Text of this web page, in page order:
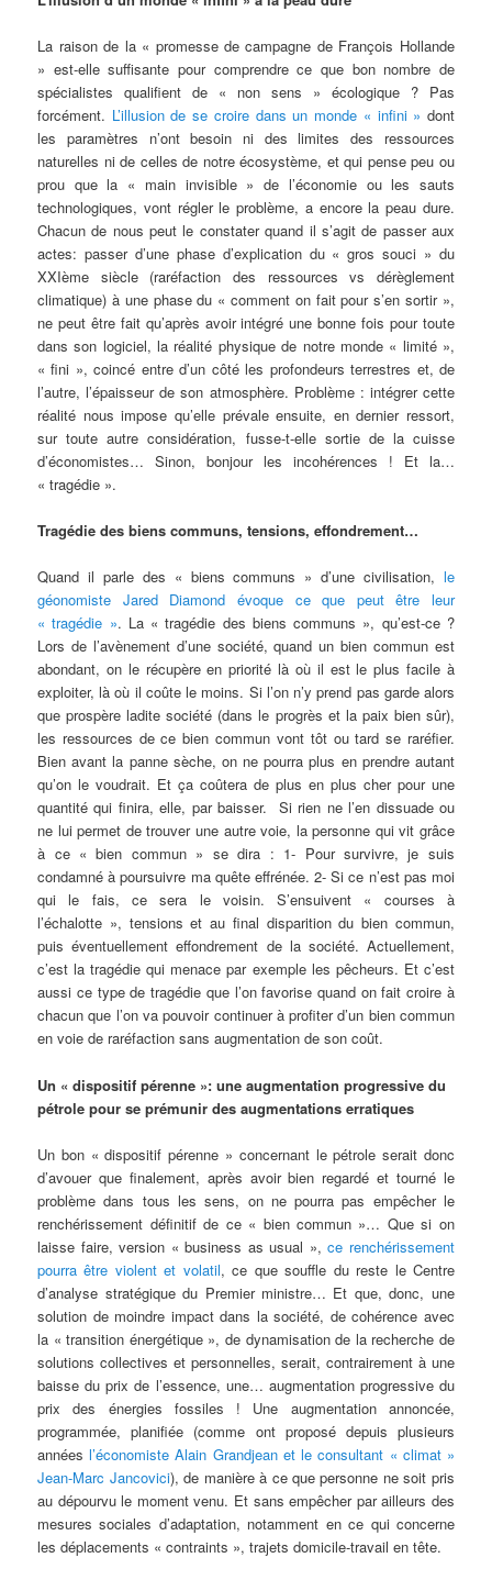
La raison de la « promesse de campagne de François Hollande
» est-elle suffisante pour comprendre ce que bon nombre de
spécialistes qualifient de « non sens » écologique ? Pas
forcément. L’illusion de se croire dans un monde « infini » dont
les paramètres n’ont besoin ni des limites des ressources
naturelles ni de celles de notre écosystème, et qui pense peu ou
prou que la « main invisible » de l’économie ou les sauts
technologiques, vont régler le problème, a encore la peau dure.
Chacun de nous peut le constater quand il s’agit de passer aux
actes: passer d’une phase d’explication du « gros souci » du
XXIème siècle (raréfaction des ressources vs dérèglement
climatique) à une phase du « comment on fait pour s’en sortir »,
ne peut être fait qu’après avoir intégré une bonne fois pour toute
dans son logiciel, la réalité physique de notre monde « limité »,
« fini », coincé entre d’un côté les profondeurs terrestres et, de
l’autre, l’épaisseur de son atmosphère. Problème : intégrer cette
réalité nous impose qu’elle prévale ensuite, en dernier ressort,
sur toute autre considération, fusse-t-elle sortie de la cuisse
d’économistes… Sinon, bonjour les incohérences ! Et la…
« tragédie ».
Tragédie des biens communs, tensions, effondrement…
Quand il parle des « biens communs » d’une civilisation, le
géonomiste Jared Diamond évoque ce que peut être leur
« tragédie ». La « tragédie des biens communs », qu’est-ce ?
Lors de l’avènement d’une société, quand un bien commun est
abondant, on le récupère en priorité là où il est le plus facile à
exploiter, là où il coûte le moins. Si l’on n’y prend pas garde alors
que prospère ladite société (dans le progrès et la paix bien sûr),
les ressources de ce bien commun vont tôt ou tard se raréfier.
Bien avant la panne sèche, on ne pourra plus en prendre autant
qu’on le voudrait. Et ça coûtera de plus en plus cher pour une
quantité qui finira, elle, par baisser. Si rien ne l’en dissuade ou
ne lui permet de trouver une autre voie, la personne qui vit grâce
à ce « bien commun » se dira : 1- Pour survivre, je suis
condamné à poursuivre ma quête effrénée. 2- Si ce n’est pas moi
qui le fais, ce sera le voisin. S’ensuivent « courses à
l’échalotte », tensions et au final disparition du bien commun,
puis éventuellement effondrement de la société. Actuellement,
c’est la tragédie qui menace par exemple les pêcheurs. Et c’est
aussi ce type de tragédie que l’on favorise quand on fait croire à
chacun que l’on va pouvoir continuer à profiter d’un bien commun
en voie de raréfaction sans augmentation de son coût.
Un « dispositif pérenne »: une augmentation progressive du
pétrole pour se prémunir des augmentations erratiques
Un bon « dispositif pérenne » concernant le pétrole serait donc
d’avouer que finalement, après avoir bien regardé et tourné le
problème dans tous les sens, on ne pourra pas empêcher le
renchérissement définitif de ce « bien commun »… Que si on
laisse faire, version « business as usual »,ce renchérissement
pourra être violent et volatil, ce que souffle du reste le Centre
d’analyse stratégique du Premier ministre… Et que, donc, une
solution de moindre impact dans la société, de cohérence avec
la « transition énergétique », de dynamisation de la recherche de
solutions collectives et personnelles, serait, contrairement à une
baisse du prix de l’essence, une… augmentation progressive du
prix des énergies fossiles ! Une augmentation annoncée,
programmée, planifiée (comme ont proposé depuis plusieurs
annéesl’économiste Alain Grandjean et le consultant « climat »
Jean-Marc Jancovici), de manière à ce que personne ne soit pris
au dépourvu le moment venu. Et sans empêcher par ailleurs des
mesures sociales d’adaptation, notamment en ce qui concerne
les déplacements « contraints », trajets domicile-travail en tête.